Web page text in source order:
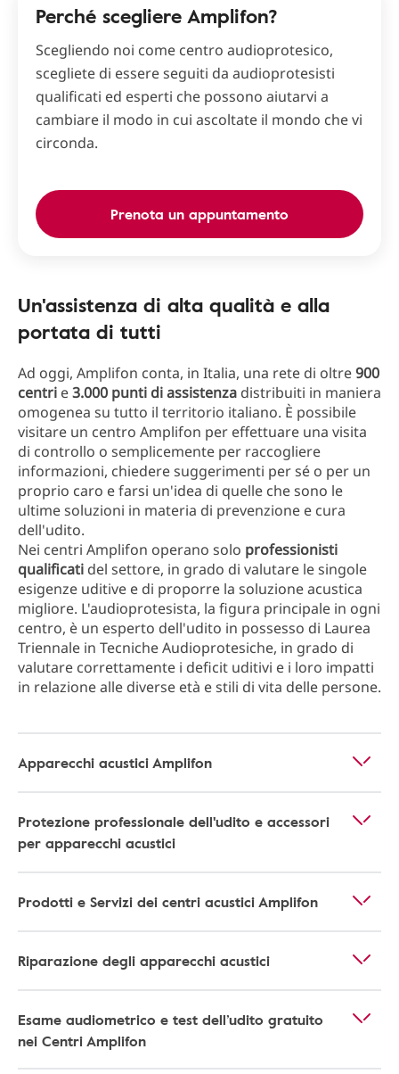
Perché scegliere Amplifon?
Scegliendo noi come centro audioprotesico,
scegliete di essere seguiti da audioprotesisti
qualificati ed esperti che possono aiutarvi a
cambiare il modo in cui ascoltate il mondo che vi
circonda.
Prenota un appuntamento
Un'assistenza di alta qualità e alla
portata di tutti
Ad oggi, Amplifon conta, in Italia, una rete di oltre900
centri e3.000 punti di assistenza distribuiti in maniera
omogenea su tutto il territorio italiano. È possibile
visitare un centro Amplifon per effettuare una visita
di controllo o semplicemente per raccogliere
informazioni, chiedere suggerimenti per sé o per un
proprio caro e farsi un'idea di quelle che sono le
ultime soluzioni in materia di prevenzione e cura
dell'udito.
Nei centri Amplifon operano solo professionisti
qualificati del settore, in grado di valutare le singole
esigenze uditive e di proporre la soluzione acustica
migliore. L'audioprotesista, la figura principale in ogni
centro, è un esperto dell'udito in possesso di Laurea
Triennale in Tecniche Audioprotesiche, in grado di
valutare correttamente i deficit uditivi e i loro impatti
in relazione alle diverse età e stili di vita delle persone.
Apparecchi acustici Amplifon
Protezione professionale dell'udito e accessori
per apparecchi acustici
Prodotti e Servizi dei centri acustici Amplifon
Riparazione degli apparecchi acustici
Esame audiometrico e test dell’udito gratuito
nei Centri Amplifon